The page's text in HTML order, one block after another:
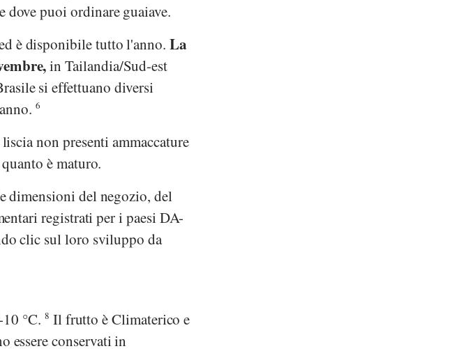
puoi ordinare guaiave.
è disponibile tutto l'anno. La
in Tailandia/Sud-est
si effettuano diversi
6
non presenti ammaccature
è maturo.
dimensioni del negozio, del
registrati per i paesi DA-
clic sul loro sviluppo da
°C. 8 Il frutto è Climaterico e
essere conservati in